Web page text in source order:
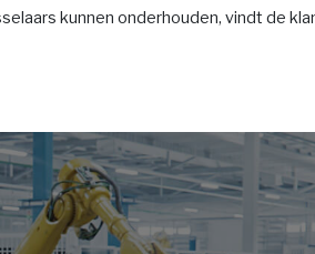
kunnen onderhouden, vindt de